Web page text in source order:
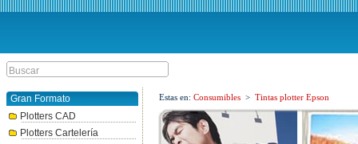
Gran Formato
Plotters CAD
Plotters Cartelería
Estas en: Consumibles > Tintas plotter Epson